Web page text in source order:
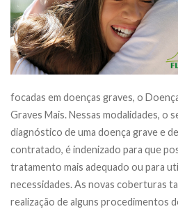
focadas em doenças graves, o
Graves Mais. Nessas modalidades, o
diagnóstico de uma doença grave e
contratado, é indenizado para que
tratamento mais adequado ou para
necessidades. As novas coberturas
realização de alguns procedimentos